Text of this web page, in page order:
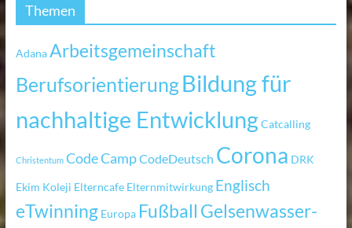
Themen
AdanaArbeitsgemeinschaft
BerufsorientierungBildung für
nachhaltige EntwicklungCatcalling
Christentum Code CampCodeDeutsch Corona DRK
Ekim Koleji Elterncafe Elternmitwirkung Englisch
eTwinning Europa Fußball Gelsenwasser-